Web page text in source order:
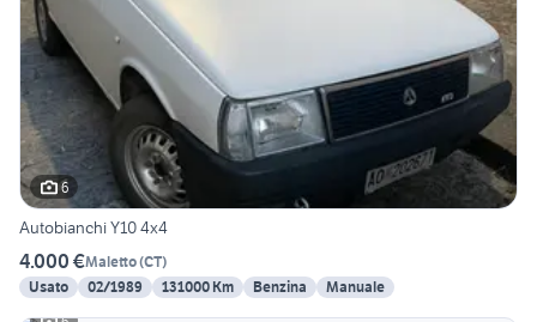
6
Autobianchi Y10 4x4
4.000 €Maletto(CT)
Usato
02/1989 131000 Km Benzina
Manuale